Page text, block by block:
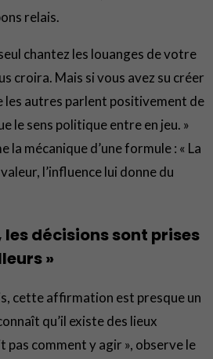
relais.
chantez les louanges de votre
croira. Mais si vous avez su créer
les autres parlent positivement de
le sens politique entre en jeu. »
la mécanique d’une formule : « La
l’influence lui donne du
les décisions sont prises
»
cette affirmation est presque un
qu’il existe des lieux
pas comment y agir », observe le